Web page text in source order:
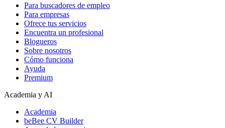
Para buscadores de empleo
Para empresas
Ofrece tus servicios
Encuentra un profesional
Blogueros
Sobre nosotros
Cómo funciona
Ayuda
Premium
Academia y AI
Academia
beBee CV Builder